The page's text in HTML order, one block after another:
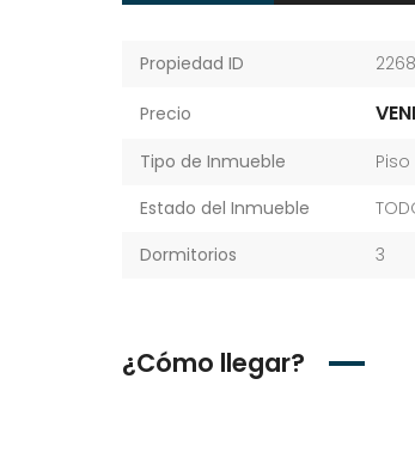
Propiedad ID 2268
Precio
Tipo de Inmueble
Piso
Estado del Inmueble
Dormitorios
3
¿Cómo llegar?